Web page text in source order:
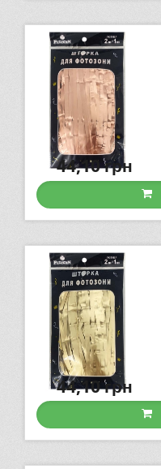
44,10грн
44,10грн